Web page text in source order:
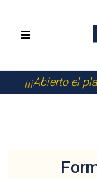
¡¡¡Abierto el